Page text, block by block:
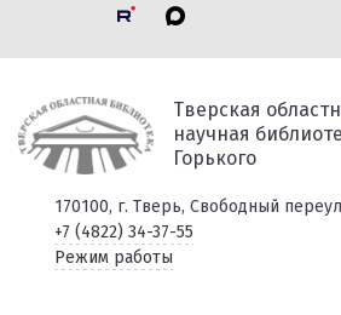
Тверская
научная
Горького
170100, г. Тверь, Свободный
+7 (4822) 34-37-55
Режим работы